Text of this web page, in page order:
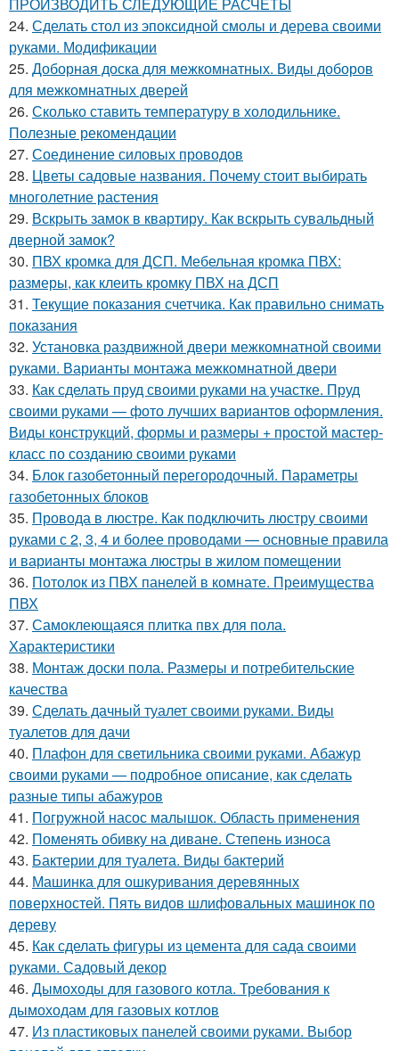
ПРОИЗВОДИТЬ СЛЕДУЮЩИЕ РАСЧЕТЫ
24. Сделать стол из эпоксидной смолы и дерева своими
руками. Модификации
25. Доборная доска для межкомнатных. Виды доборов
для межкомнатных дверей
26. Сколько ставить температуру в холодильнике.
Полезные рекомендации
27. Соединение силовых проводов
28. Цветы садовые названия. Почему стоит выбирать
многолетние растения
29. Вскрыть замок в квартиру. Как вскрыть сувальдный
дверной замок?
30. ПВХ кромка для ДСП. Мебельная кромка ПВХ:
размеры, как клеить кромку ПВХ на ДСП
31. Текущие показания счетчика. Как правильно снимать
показания
32. Установка раздвижной двери межкомнатной своими
руками. Варианты монтажа межкомнатной двери
33. Как сделать пруд своими руками на участке. Пруд
своими руками — фото лучших вариантов оформления.
Виды конструкций, формы и размеры + простой мастер-
класс по созданию своими руками
34. Блок газобетонный перегородочный. Параметры
газобетонных блоков
35. Провода в люстре. Как подключить люстру своими
руками с 2, 3, 4 и более проводами — основные правила
и варианты монтажа люстры в жилом помещении
36. Потолок из ПВХ панелей в комнате. Преимущества
ПВХ
37. Самоклеющаяся плитка пвх для пола.
Характеристики
38. Монтаж доски пола. Размеры и потребительские
качества
39. Сделать дачный туалет своими руками. Виды
туалетов для дачи
40. Плафон для светильника своими руками. Абажур
своими руками — подробное описание, как сделать
разные типы абажуров
41. Погружной насос малышок. Область применения
42. Поменять обивку на диване. Степень износа
43. Бактерии для туалета. Виды бактерий
44. Машинка для ошкуривания деревянных
поверхностей. Пять видов шлифовальных машинок по
дереву
45. Как сделать фигуры из цемента для сада своими
руками. Садовый декор
46. Дымоходы для газового котла. Требования к
дымоходам для газовых котлов
47. Из пластиковых панелей своими руками. Выбор